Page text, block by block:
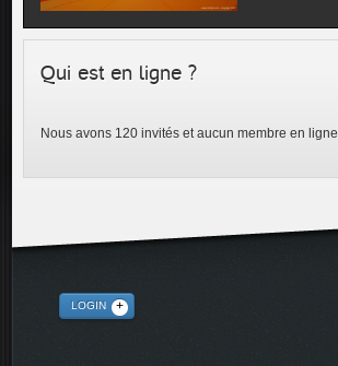
Qui est en ligne ?
Nous avons 120 invités et aucun membre en ligne
LOGIN